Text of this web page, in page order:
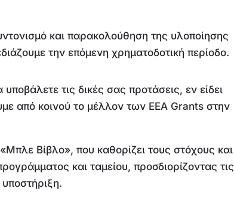
και παρακολούθηση της υλοποίησης
την επόμενη χρηματοδοτική περίοδο.
τις δικές σας προτάσεις, εν είδει
από κοινού το μέλλον των EEA Grants στην
Βίβλο», που καθορίζει τους στόχους και
και ταμείου, προσδιορίζοντας τις
υποστήριξη.